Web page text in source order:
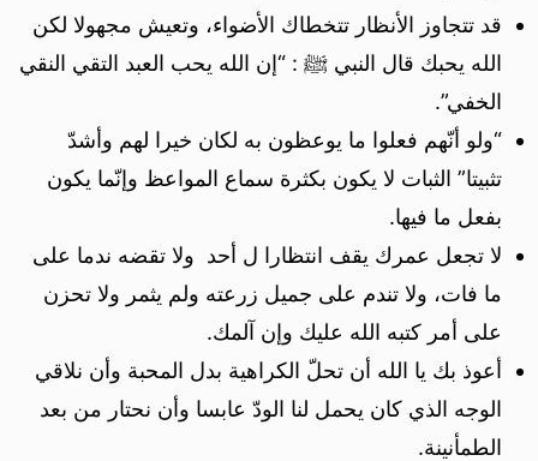
قد تتجاوز الأنظار تتخطاك الأضواء، وتعيش مجهولا لكن
الله يحبك قال النبي ﷺ : “إن الله يحب العبد التقي النقي
الخفي”.
“ولو أنّهم فعلوا ما يوعظون به لكان خيرا لهم وأشدّ
تثبيتا” الثبات لا يكون بكثرة سماع المواعظ وإنّما يكون
بفعل ما فيها.
لا تجعل عمرك يقف انتظارا ل أحد ولا تقضه ندما على
ما فات، ولا تندم على جميل زرعته ولم يثمر ولا تحزن
على أمر كتبه الله عليك وإن آلمك.
أعوذ بك يا الله أن تحلّ الكراهية بدل المحبة وأن نلاقي
الوجه الذي كان يحمل لنا الودّ عابسا وأن نحتار من بعد
الطمأنينة.